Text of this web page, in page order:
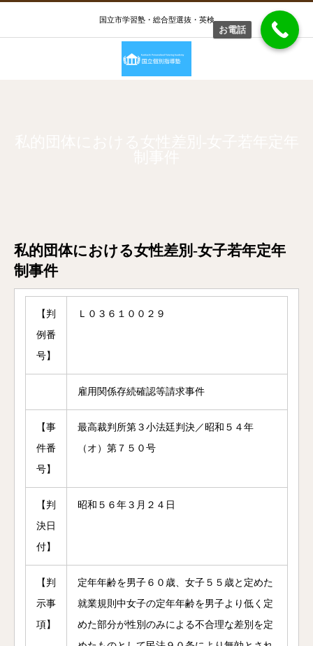
国立市学習塾・総合型選抜・英検
私的団体における女性差別-女子若年定年
制事件
【判
例番
号】
Ｌ０３６１００２９
雇用関係存続確認等請求事件
【事
件番
号】
最高裁判所第３小法廷判決／昭和５４年
（オ）第７５０号
【判
決日
付】
昭和５６年３月２４日
【判
示事
項】
定年年齢を男子６０歳、女子５５歳と定めた
就業規則中女子の定年年齢を男子より低く定
めた部分が性別のみによる不合理な差別を定
お電話